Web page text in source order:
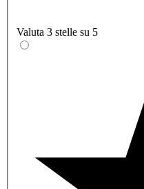
Valuta 3 stelle su 5